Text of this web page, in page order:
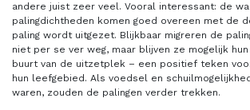
andere juist zeer veel. Vooral interessant: de
palingdichtheden komen goed overeen met de
paling wordt uitgezet. Blijkbaar migreren de
niet per se ver weg, maar blijven ze mogelijk
buurt van de uitzetplek – een positief teken
hun leefgebied. Als voedsel en
waren, zouden de palingen verder trekken.